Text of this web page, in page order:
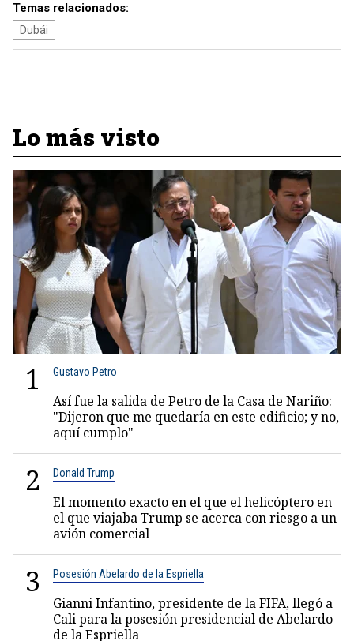
Temas relacionados:
Dubái
Lo más visto
1 Gustavo Petro
Así fue la salida de Petro de la Casa de Nariño:
"Dijeron que me quedaría en este edificio; y no,
aquí cumplo"
2 Donald Trump
El momento exacto en el que el helicóptero en
el que viajaba Trump se acerca con riesgo a un
avión comercial
3 Posesión Abelardo de la Espriella
Gianni Infantino, presidente de la FIFA, llegó a
Cali para la posesión presidencial de Abelardo
de la Espriella